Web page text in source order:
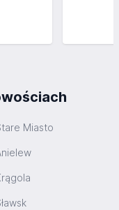
Miasto